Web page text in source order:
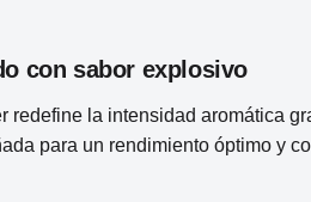
con sabor explosivo
redefine la intensidad aromática
para un rendimiento óptimo y